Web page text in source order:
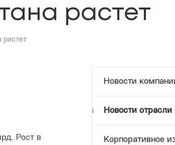
растет
растет
Рост в
Новости
Новости отрасли
Корпоративное